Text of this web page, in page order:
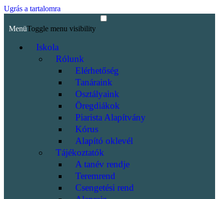
Ugrás a tartalomra
MenüToggle menu visibility
Iskola
Rólunk
Elérhetőség
Tanáraink
Osztályaink
Öregdiákok
Piarista Alapítvány
Kórus
Alapító oklevél
Tájékoztatók
A tanév rendje
Teremrend
Csengetési rend